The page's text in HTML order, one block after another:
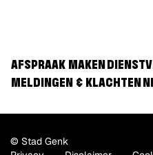
AFSPRAAK MAKEN
MELDINGEN & KLACHTEN
© Stad Genk